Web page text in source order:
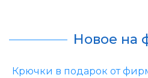
Новое на
Крючки в подарок от